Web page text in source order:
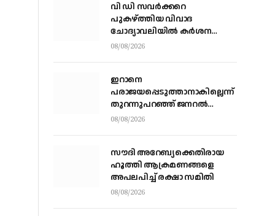
വി ഡി സവര്‍ക്കറെ
പുകഴ്ത്തിയ വിവാദ
ചോദ്യാവലിയില്‍ കര്‍ശന
നടപടിക്ക് നിര്‍ദേശം നല്‍കി
08/08/2026
ഇറാനെ
പരാജയപ്പെടുത്താനാകില്ലെന്ന്
തുറന്നുപറഞ്ഞ് ജനറല്‍
കെയ്ന്‍; യുദ്ധത്തില്‍ നിന്ന്
08/08/2026
സൗദി അറേബ്യക്കെതിരായ
ഹൂത്തി ആക്രമണങ്ങളെ
അപലപിച്ച് രക്ഷാ സമിതി
08/08/2026